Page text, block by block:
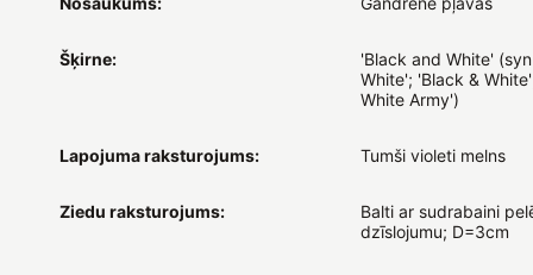
Šķirne:
'Black and White'
White'; 'Black &
White Army')
Lapojuma raksturojums: Tumši violeti melns
Ziedu raksturojums:
Balti ar sudrabaini
dzīslojumu; D=3cm